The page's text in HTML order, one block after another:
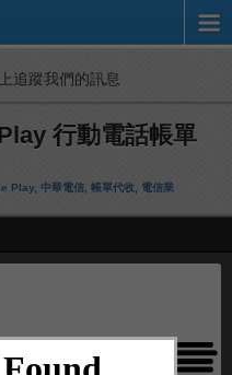
追蹤我們的訊息
行動電話帳單
Play 中華電信 帳單代收 電信業